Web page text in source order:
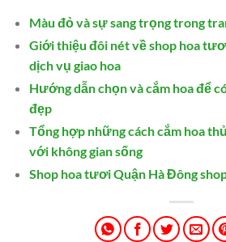
Màu đỏ và sự sang trọng trong
Giới thiệu đôi nét về shop hoa
dịch vụ giao hoa
Hướng dẫn chọn và cắm hoa để
đẹp
Tổng hợp những cách cắm hoa
với không gian sống
Shop hoa tươi Quận Hà Đông